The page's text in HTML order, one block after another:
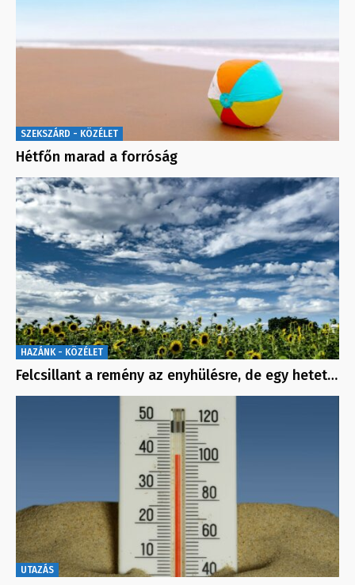
SZEKSZÁRD - KÖZÉLET
Hétfőn marad a forróság
HAZÁNK - KÖZÉLET
Felcsillant a remény az enyhülésre, de egy hetet…
UTAZÁS